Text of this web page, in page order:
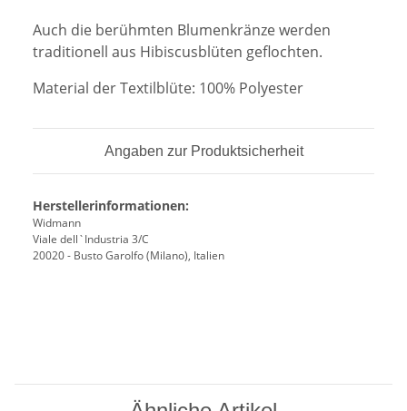
Auch die berühmten Blumenkränze werden
traditionell aus Hibiscusblüten geflochten.
Material der Textilblüte: 100% Polyester
Angaben zur Produktsicherheit
Herstellerinformationen:
Widmann
Viale dell`Industria 3/C
20020 - Busto Garolfo (Milano), Italien